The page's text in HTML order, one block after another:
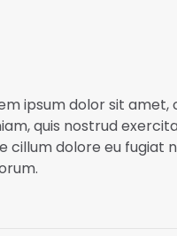
ipsum dolor sit
quis nostrud
cillum dolore eu fugiat